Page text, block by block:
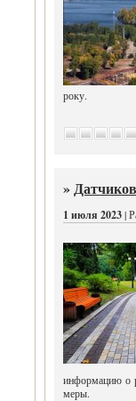
року.
»
1 июля 2023|
информацию о
меры.